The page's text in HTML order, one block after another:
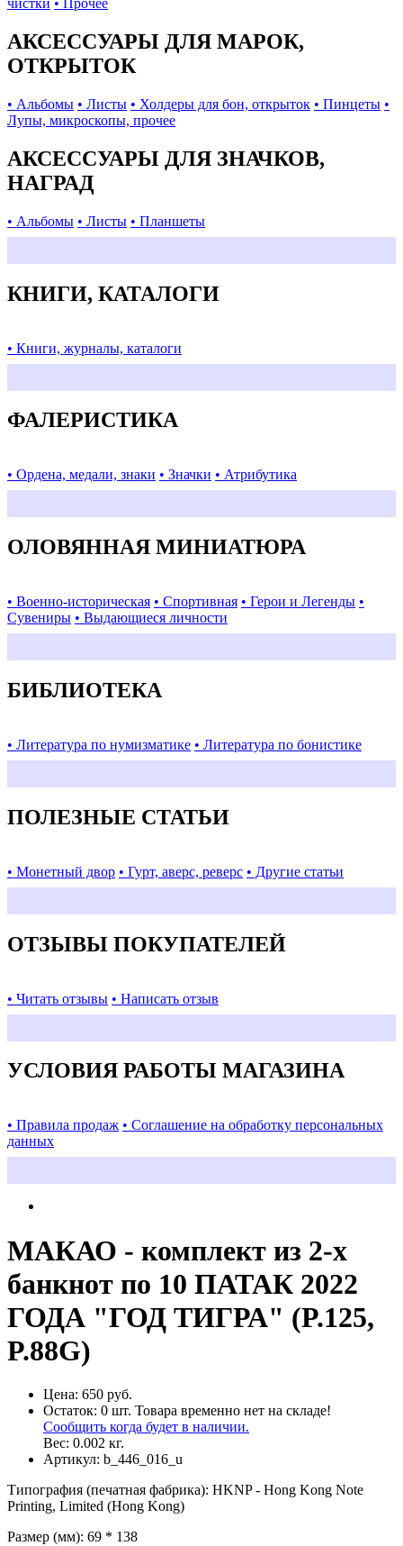
чистки • Прочее
АКСЕССУАРЫ ДЛЯ МАРОК,
ОТКРЫТОК
• Альбомы • Листы • Холдеры для бон, открыток • Пинцеты •
Лупы, микроскопы, прочее
АКСЕССУАРЫ ДЛЯ ЗНАЧКОВ,
НАГРАД
• Альбомы • Листы • Планшеты
КНИГИ, КАТАЛОГИ
• Книги, журналы, каталоги
ФАЛЕРИСТИКА
• Ордена, медали, знаки • Значки • Атрибутика
ОЛОВЯННАЯ МИНИАТЮРА
• Военно-историческая • Спортивная • Герои и Легенды •
Сувениры • Выдающиеся личности
БИБЛИОТЕКА
• Литература по нумизматике • Литература по бонистике
ПОЛЕЗНЫЕ СТАТЬИ
• Монетный двор • Гурт, аверс, реверс • Другие статьи
ОТЗЫВЫ ПОКУПАТЕЛЕЙ
• Читать отзывы • Написать отзыв
УСЛОВИЯ РАБОТЫ МАГАЗИНА
• Правила продаж • Соглашение на обработку персональных
данных
МАКАО - комплект из 2-х
банкнот по 10 ПАТАК 2022
ГОДА "ГОД ТИГРА" (P.125,
P.88G)
Цена: 650 руб.
Остаток: 0 шт. Товара временно нет на складе!
Сообщить когда будет в наличии.
Вес: 0.002 кг.
Артикул: b_446_016_u
Типография (печатная фабрика): HKNP - Hong Kong Note
Printing, Limited (Hong Kong)
Размер (мм): 69 * 138